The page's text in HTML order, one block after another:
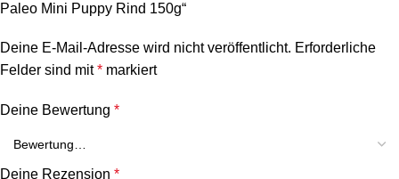
Paleo Mini Puppy Rind 150g“
Deine E-Mail-Adresse wird nicht veröffentlicht. Erforderliche
Felder sind mit* markiert
Deine Bewertung *
Deine Rezension *